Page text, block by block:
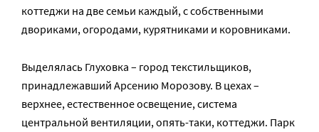
коттеджи на две семьи каждый, с собственными
двориками, огородами, курятниками и коровниками.
Выделялась Глуховка – город текстильщиков,
принадлежавший Арсению Морозову. В цехах –
верхнее, естественное освещение, система
центральной вентиляции, опять-таки, коттеджи. Парк